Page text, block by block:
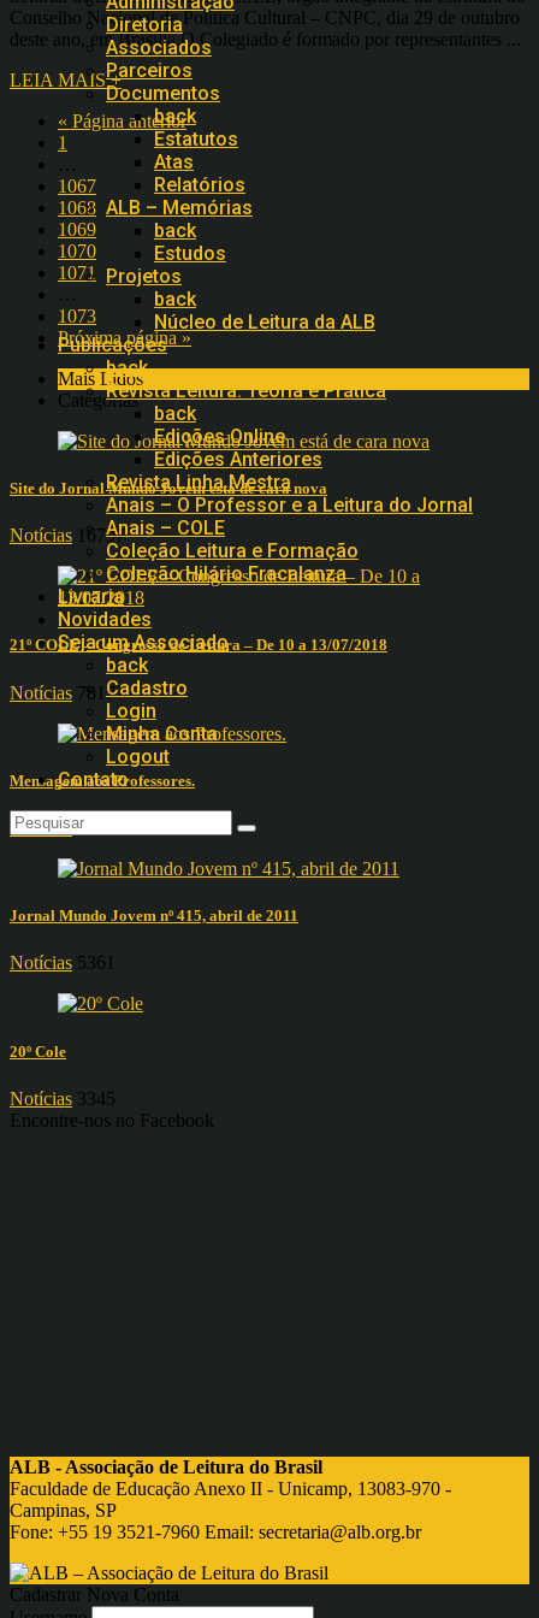
Diretoria
Associados
Parceiros
Documentos
back
Estatutos
Atas
Relatórios
ALB – Memórias
back
Estudos
Projetos
back
Núcleo de Leitura da ALB
Publicações
back
Revista Leitura: Teoria e Prática
back
Edições Online
Edições Anteriores
Revista Linha Mestra
Anais – O Professor e a Leitura do Jornal
Anais – COLE
Coleção Leitura e Formação
Coleção Hilário Fracalanza
Livraria
Novidades
Seja um Associado
back
Cadastro
Login
Minha Conta
Logout
Contato
Conselho Nacional de Política Cultural – CNPC, dia 29 de outubro
deste ano, em Brasília.O Colegiado é formado por representantes ...
LEIA MAIS +
« Página anterior
1
…
1067
1068
1069
1070
1071
…
1073
Próxima página »
Mais Lidos
Categorias
Site do Jornal Mundo Jovem está de cara nova
Notícias 16797
21º COLE – Congresso de Leitura – De 10 a 13/07/2018
Notícias 7817
Mensagem aos Professores.
Notícias 5881
Jornal Mundo Jovem nº 415, abril de 2011
Notícias 5361
20º Cole
Notícias 3345
Encontre-nos no Facebook
ALB - Associação de Leitura do Brasil
Faculdade de Educação Anexo II - Unicamp, 13083-970 -
Campinas, SP
Fone: +55 19 3521-7960 Email: secretaria@alb.org.br
Cadastrar Nova Conta